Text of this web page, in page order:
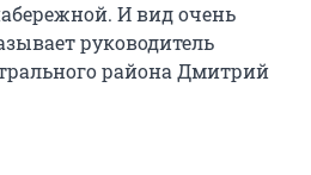
И вид очень
руководитель
района Дмитрий